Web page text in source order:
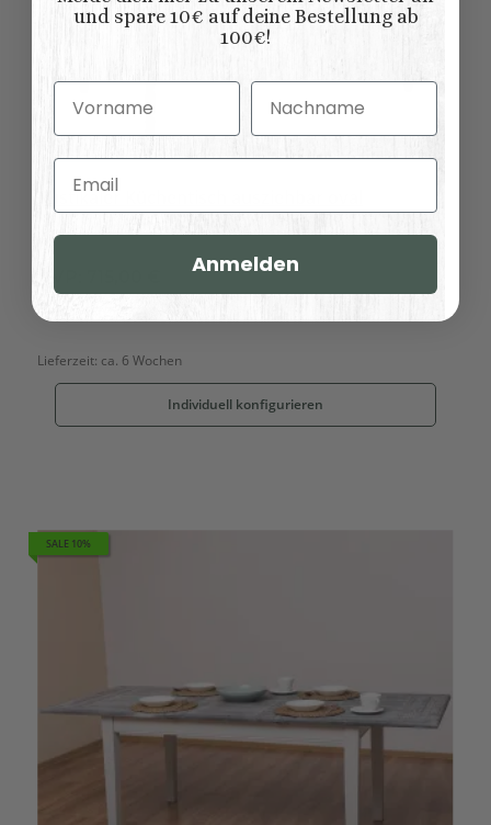
Rustikaler Küchentisch ausziehbar oval
Lieferzeit: ca. 6 Wochen
Individuell konfigurieren
SALE 10%
und spare 10€ auf deine Bestellung ab
100€!
Vorname Nachname
Email
Anmelden